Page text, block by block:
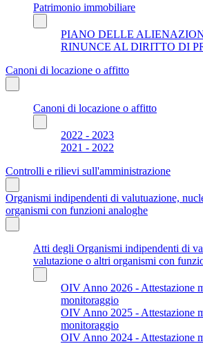
Patrimonio immobiliare
PIANO DELLE
RINUNCE AL DIRITTO DI
Canoni di locazione o affitto
Canoni di locazione o affitto
2022 - 2023
2021 - 2022
Controlli e rilievi sull'amministrazione
Organismi indipendenti di valutuazione,
organismi con funzioni analoghe
Atti degli Organismi indipendenti di
valutazione o altri organismi con
OIV Anno 2026 - Attestazione
monitoraggio
OIV Anno 2025 - Attestazione
monitoraggio
OIV Anno 2024 - Attestazione